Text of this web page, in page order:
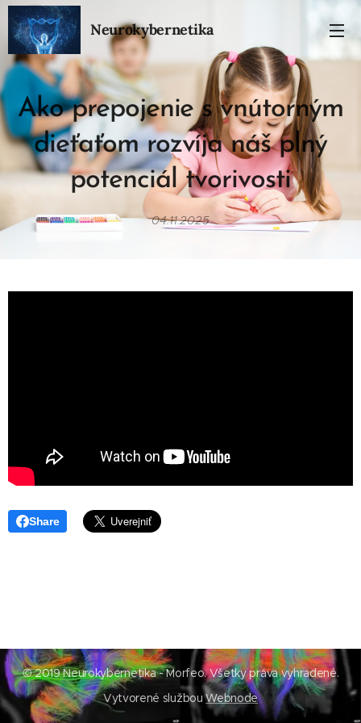
Neurokybernetika
Ako prepojenie s vnútorným
dieťaťom rozvíja náš plný
potenciál tvorivosti
04.11.2025
Share
© 2019 Neurokybernetika - Morfeo. Všetky práva vyhradené.
Vytvorené službouWebnode